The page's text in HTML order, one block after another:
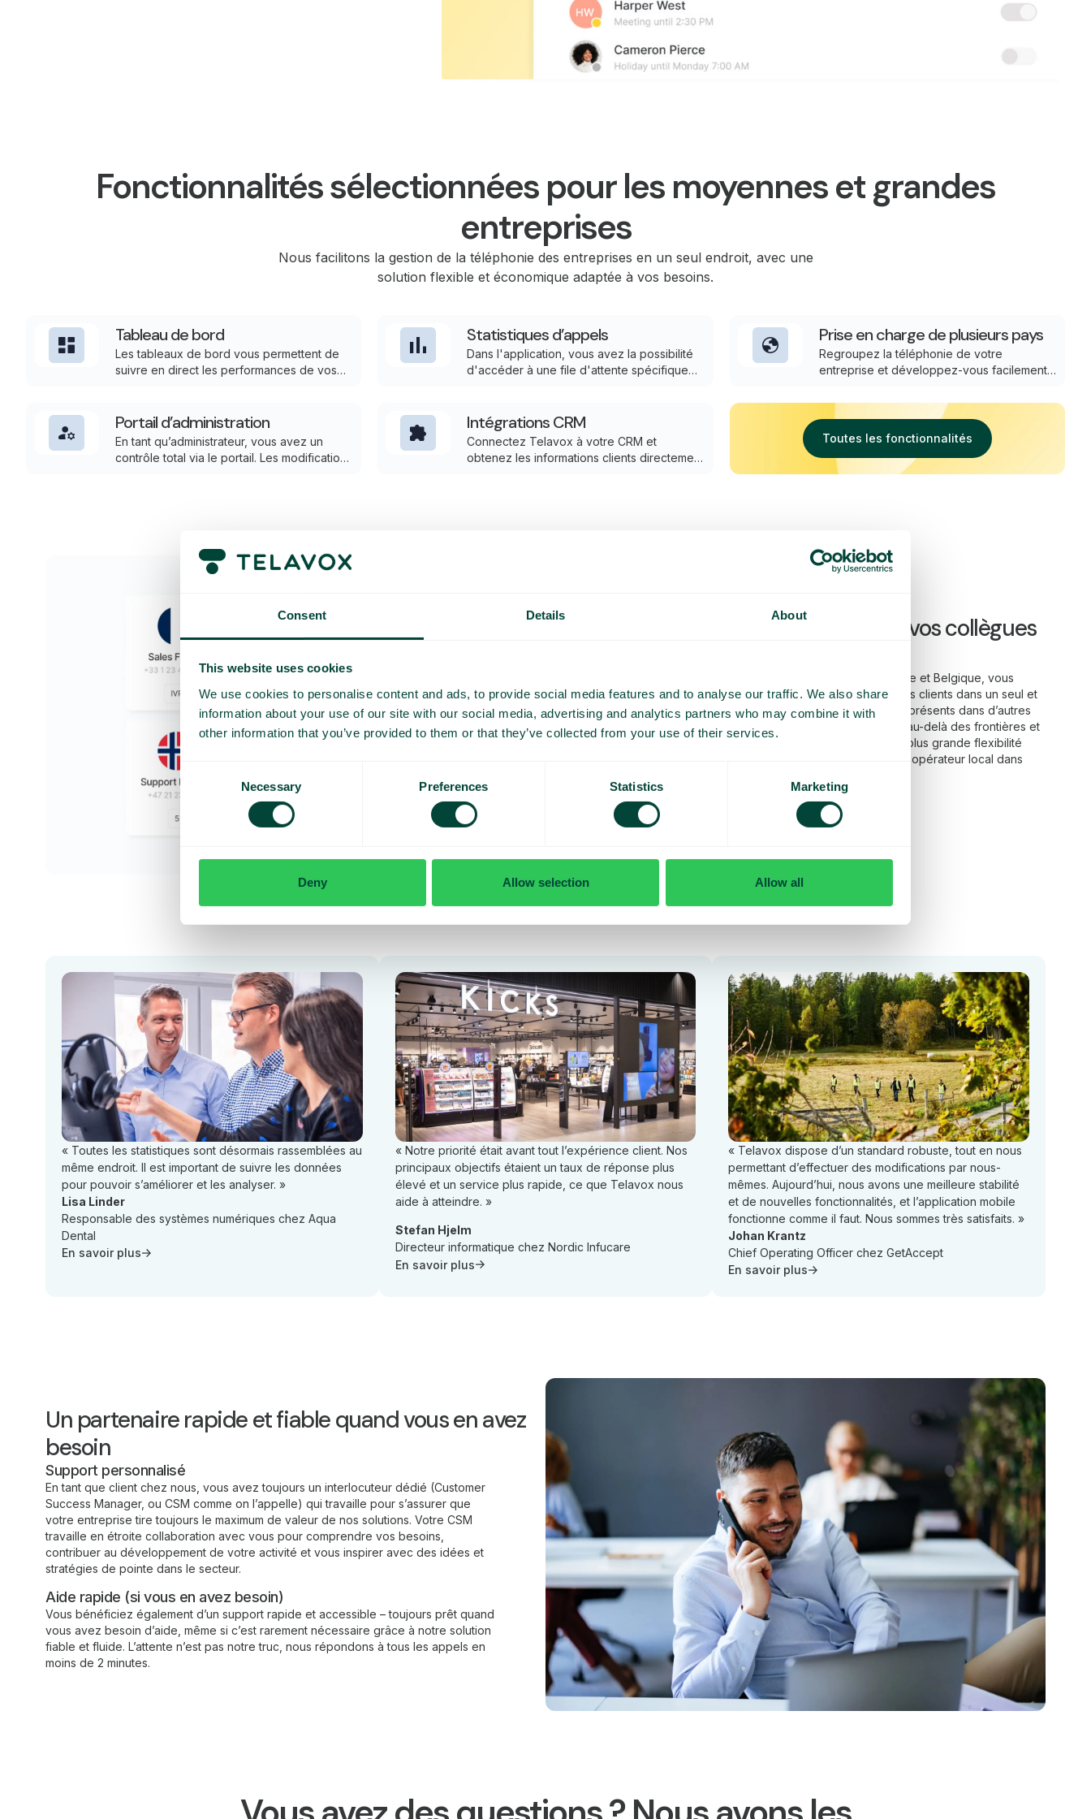
Consent Details About
This website uses cookies
We use cookies to personalise content and ads, to provide social media features and to analyse our traffic. We also share
information about your use of our site with our social media, advertising and analytics partners who may combine it with
other information that you’ve provided to them or that they’ve collected from your use of their services.
Consent
Selection
Necessary Preferences Statistics Marketing
Deny Allow selection Allow all
Fonctionnalités sélectionnées pour les moyennes et grandes
entreprises
Nous facilitons la gestion de la téléphonie des entreprises en un seul endroit, avec une
solution flexible et économique adaptée à vos besoins.
Tableau de bord
Les tableaux de bord vous permettent de
suivre en direct les performances de vos
visibilité sur les performances de votre
service client.
Statistiques d’appels
Dans l'application, vous avez la possibilité
d'accéder à une file d'attente spécifique
appels et le niveau de service.
Prise en charge de plusieurs pays
Regroupez la téléphonie de votre
entreprise et développez-vous facilement
Portail d’administration
En tant qu’administrateur, vous avez un
contrôle total via le portail. Les modifications
Intégrations CRM
Connectez Telavox à votre CRM et
obtenez les informations clients directement
Toutes les fonctionnalités
Le même opérateur mobile pour tous vos collègues
En tant qu’opérateur mobile en Suède, Norvège, Danemark, Finlande et Belgique, vous
pouvez gérer tous vos abonnements, votre standard et vos dossiers clients dans un seul et
même système, quel que soit le pays où vous opérez. Si vous êtes présents dans d’autres
pays, nous avons bien sûr une solution pour cela aussi. Collaborez au-delà des frontières et
gérez tout depuis un seul endroit, avec un meilleur contrôle et une plus grande flexibilité
pour votre téléphonie. Vous évitez également de négocier avec un opérateur local dans
En savoir plus
« Toutes les statistiques sont désormais rassemblées au
même endroit. Il est important de suivre les données
pour pouvoir s’améliorer et les analyser. »
Lisa Linder
Responsable des systèmes numériques chez Aqua
Dental
En savoir plus
« Notre priorité était avant tout l’expérience client. Nos
principaux objectifs étaient un taux de réponse plus
élevé et un service plus rapide, ce que Telavox nous
aide à atteindre. »
Stefan Hjelm
Directeur informatique chez Nordic Infucare
En savoir plus
« Telavox dispose d’un standard robuste, tout en nous
permettant d’effectuer des modifications par nous-
mêmes. Aujourd’hui, nous avons une meilleure stabilité
et de nouvelles fonctionnalités, et l’application mobile
fonctionne comme il faut. Nous sommes très satisfaits. »
Johan Krantz
Chief Operating Officer chez GetAccept
En savoir plus
Un partenaire rapide et fiable quand vous en avez
besoin
Support personnalisé
En tant que client chez nous, vous avez toujours un interlocuteur dédié (Customer
Success Manager, ou CSM comme on l’appelle) qui travaille pour s’assurer que
votre entreprise tire toujours le maximum de valeur de nos solutions. Votre CSM
travaille en étroite collaboration avec vous pour comprendre vos besoins,
contribuer au développement de votre activité et vous inspirer avec des idées et
stratégies de pointe dans le secteur.
Aide rapide (si vous en avez besoin)
Vous bénéficiez également d’un support rapide et accessible – toujours prêt quand
vous avez besoin d’aide, même si c’est rarement nécessaire grâce à notre solution
fiable et fluide. L’attente n’est pas notre truc, nous répondons à tous les appels en
moins de 2 minutes.